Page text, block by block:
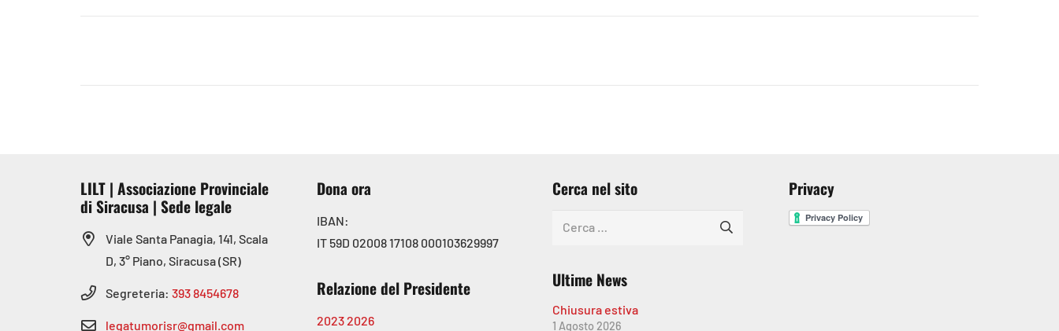
LILT | Associazione Provinciale
di Siracusa | Sede legale
Viale Santa Panagia, 141, Scala
D, 3° Piano, Siracusa (SR)
Segreteria: 393 8454678
legatumorisr@gmail.com
Dona ora
IBAN:
IT 59D 02008 17108 000103629997
Relazione del Presidente
20232026
Cerca nel sito
Ricerca
Ultime News
Chiusura estiva
1 Agosto 2026
Privacy